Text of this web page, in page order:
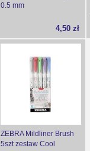
0.5 mm
4,50 zł
ZEBRA Mildliner Brush
5szt zestaw Cool